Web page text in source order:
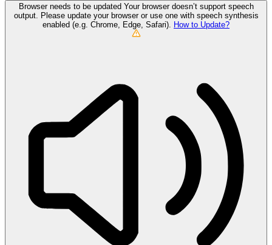
Browser needs to be updated Your browser doesn’t support speech
output. Please update your browser or use one with speech synthesis
enabled (e.g. Chrome, Edge, Safari).
How to Update?